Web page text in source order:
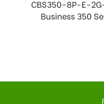
CBS350-8P-E-
Business 350